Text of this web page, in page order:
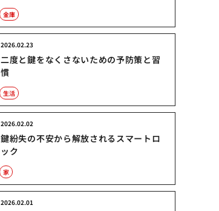
金庫
二度と鍵をなくさないための予防策と習
慣
2026.02.23
生活
鍵紛失の不安から解放されるスマートロ
ック
2026.02.02
家
2026.02.01